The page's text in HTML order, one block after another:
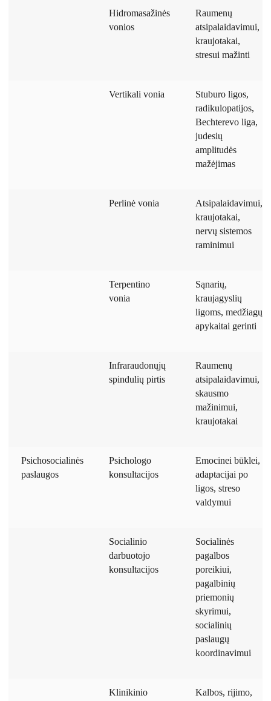
Hidromasažinės
vonios
Raumenų
atsipalaidavimui,
kraujotakai,
stresui mažinti
Vertikali vonia
Stuburo ligos,
radikulopatijos,
Bechterevo liga,
judesių
amplitudės
mažėjimas
Perlinė vonia
Atsipalaidavimui,
kraujotakai,
nervų sistemos
raminimui
Terpentino
vonia
Sąnarių,
kraujagyslių
ligoms, medžiagų
apykaitai gerinti
Infraraudonųjų
spindulių pirtis
Raumenų
atsipalaidavimui,
skausmo
mažinimui,
kraujotakai
Psichosocialinės
paslaugos
Psichologo
konsultacijos
Emocinei būklei,
adaptacijai po
ligos, streso
valdymui
Socialinio
darbuotojo
konsultacijos
Socialinės
pagalbos
poreikiui,
pagalbinių
priemonių
skyrimui,
socialinių
paslaugų
koordinavimui
Klinikinio
Kalbos, rijimo,